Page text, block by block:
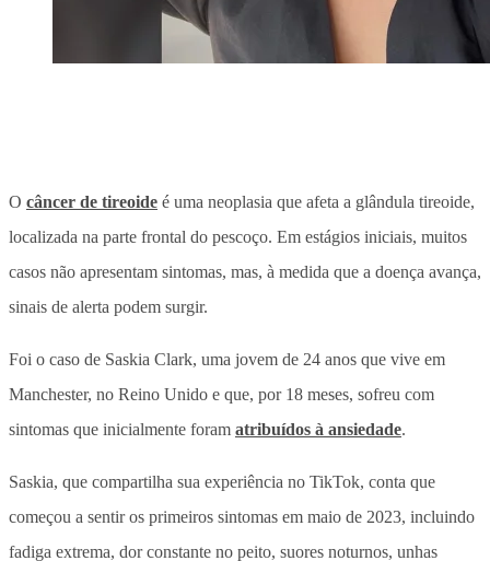
O câncer de tireoide é uma neoplasia que afeta a glândula tireoide,
localizada na parte frontal do pescoço. Em estágios iniciais, muitos
casos não apresentam sintomas, mas, à medida que a doença avança,
sinais de alerta podem surgir.
Foi o caso de Saskia Clark, uma jovem de 24 anos que vive em
Manchester, no Reino Unido e que, por 18 meses, sofreu com
sintomas que inicialmente foram atribuídos à ansiedade.
Saskia, que compartilha sua experiência no TikTok, conta que
começou a sentir os primeiros sintomas em maio de 2023, incluindo
fadiga extrema, dor constante no peito, suores noturnos, unhas